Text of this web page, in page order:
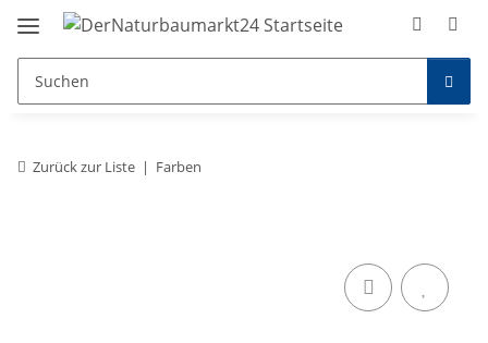
Zurück zur Liste Farben